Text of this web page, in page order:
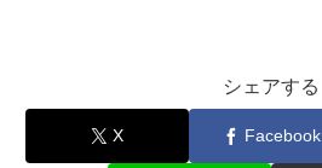
シェアする
X Facebook